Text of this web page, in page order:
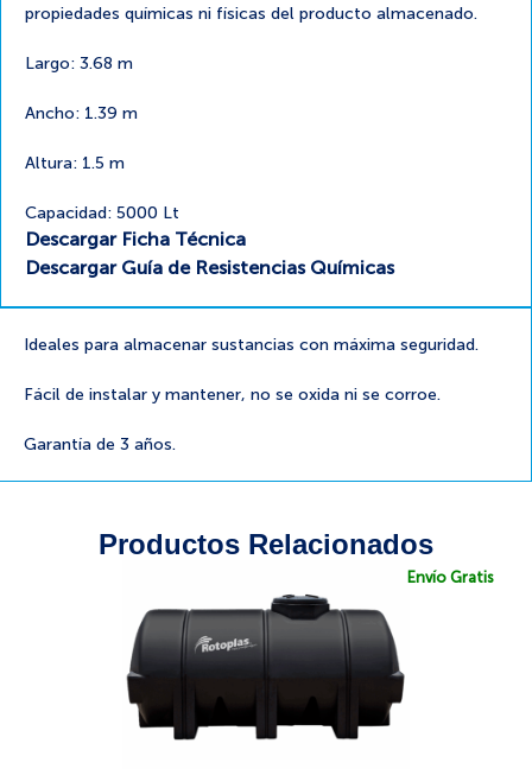
propiedades químicas ni físicas del producto almacenado.
Largo: 3.68 m
Ancho: 1.39 m
Altura: 1.5 m
Capacidad: 5000 Lt
Descargar Ficha Técnica
Descargar Guía de Resistencias Químicas
Ideales para almacenar sustancias con máxima seguridad.
Fácil de instalar y mantener, no se oxida ni se corroe.
Garantía de 3 años.
Productos Relacionados
Envío Gratis